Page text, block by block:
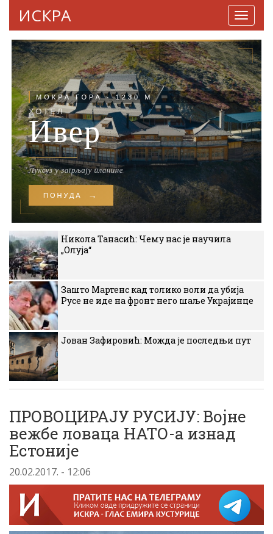
ИСКРА
Никола Танасић: Чему нас је научила
„Олуја“
Зашто Мартенс кад толико воли да убија
Русе не иде на фронт него шаље Украјинце
Јован Зафировић: Можда је последњи пут
ПРОВОЦИРАЈУ РУСИЈУ: Војне
вежбе ловаца НАТО-а изнад
Естоније
20.02.2017. - 12:06